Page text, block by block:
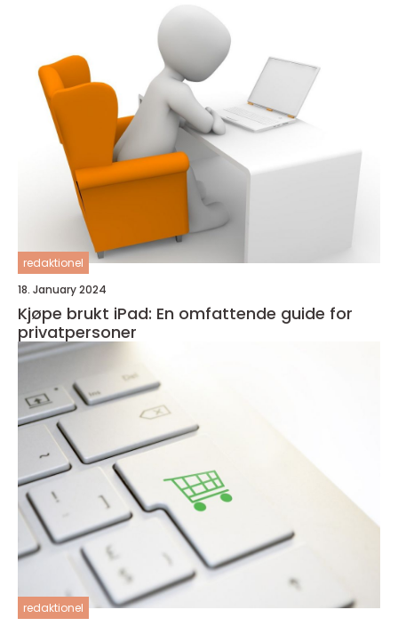
redaktionel
18. January 2024
Kjøpe brukt iPad: En omfattende guide for
privatpersoner
redaktionel